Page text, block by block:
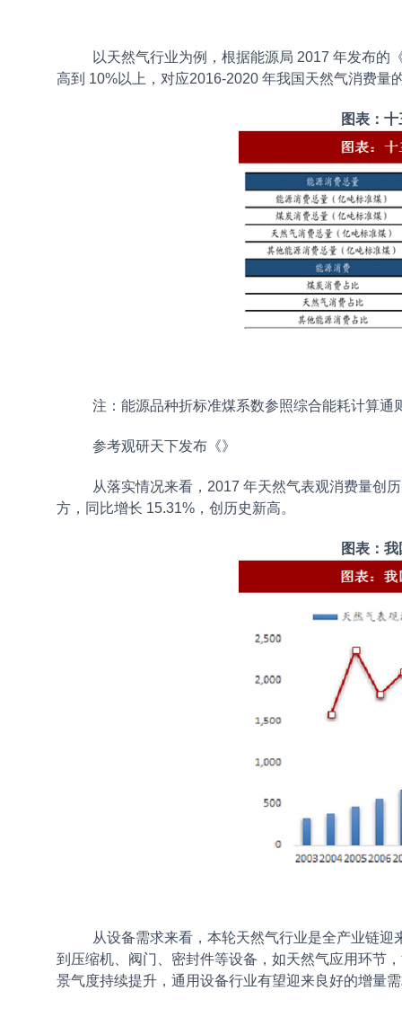
以天然气行业为例，根据能源局 2017 年发布的
高到 10%以上，对应2016-2020 年我国天然气消费量
图表：
注：能源品种折标准煤系数参照综合能耗计算
参考观研天下发布《》
从落实情况来看，2017 年天然气表观消费量创
方，同比增长 15.31%，创历史新高。
图表：
从设备需求来看，本轮天然气行业是全产业链
到压缩机、阀门、密封件等设备，如天然气应用环节
景气度持续提升，通用设备行业有望迎来良好的增量